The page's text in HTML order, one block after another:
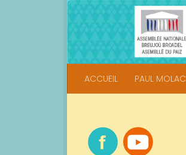
Skip to content
ACCUEIL PAUL MOLAC